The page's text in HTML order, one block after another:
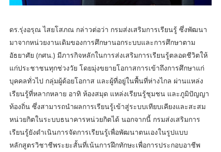
ดร.รุ่งอรุณ ไสยโสภณ กล่าวต่อว่า กรมส่งเสริมการเรียนรู้ ซึ่งพัฒนา
มาจากหน่วยงานเดิมของการศึกษานอกระบบและการศึกษาตาม
อัธยาศัย (กศน.) มีภารกิจหลักในการส่งเสริมการเรียนรู้ตลอดชีวิตให้
แก่ประชาชนทุกช่วงวัย โดยมุ่งขยายโอกาสการเข้าถึงการศึกษาแก่
บุคคลทั่วไป กลุ่มผู้ด้อยโอกาส และผู้ที่อยู่ในพื้นที่ห่างไกล ผ่านแหล่ง
เรียนรู้ที่หลากหลาย อาทิ ห้องสมุด แหล่งเรียนรู้ชุมชน และภูมิปัญญา
ท้องถิ่น ซึ่งสามารถนำผลการเรียนรู้เข้าสู่ระบบเทียบเคียงและสะสม
หน่วยกิตในระบบธนาคารหน่วยกิตได้ นอกจากนี้ กรมส่งเสริมการ
เรียนรู้ยังดำเนินการจัดการเรียนรู้เพื่อพัฒนาตนเองในรูปแบบ
หลักสูตรวิชาชีพระยะสั้นที่เน้นการฝึกทักษะเพื่อการประกอบอาชีพ